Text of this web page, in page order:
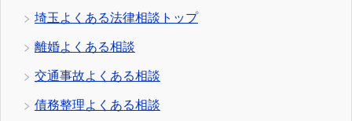
埼玉よくある法律相談トップ
離婚よくある相談
交通事故よくある相談
債務整理よくある相談